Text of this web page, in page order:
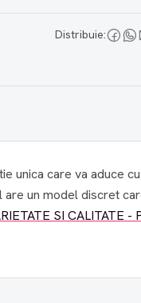
Distribuie:
unica care va aduce
are un model discret
SI CALITATE